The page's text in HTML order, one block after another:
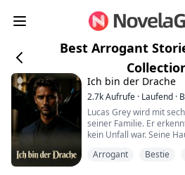
Best Arrogant
Ich bin der Drache
2.7kAufrufe · Laufend ·
Lucas Grey wird mit
seiner Familie. Er
kein Unfall war. Seine
seiner Eltern zu finden.
Arrogant Bestie